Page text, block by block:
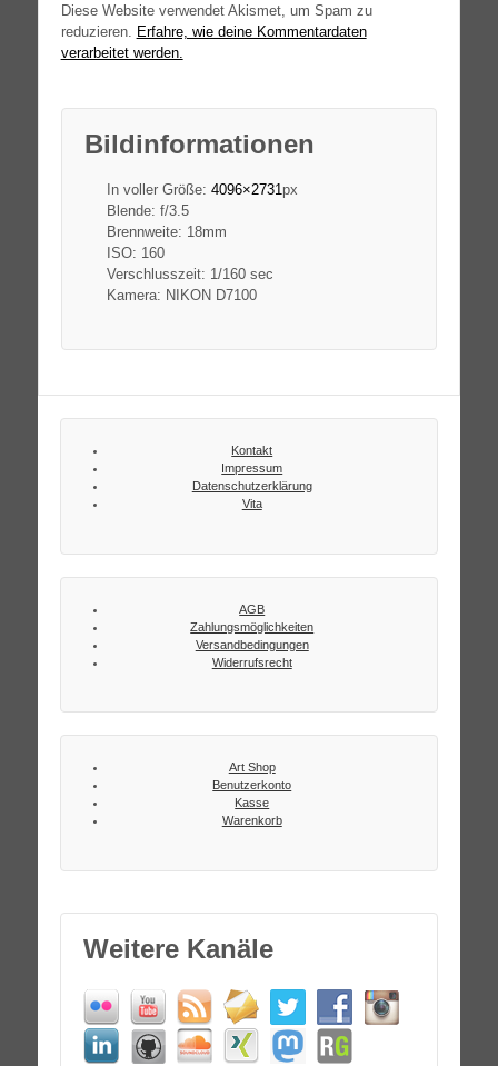
Diese Website verwendet Akismet, um Spam zu
reduzieren.
Erfahre, wie deine Kommentardaten
verarbeitet werden.
Bildinformationen
In voller Größe: 4096×2731 px
Blende: f/3.5
Brennweite: 18mm
ISO: 160
Verschlusszeit: 1/160 sec
Kamera: NIKON D7100
Kontakt
Impressum
Datenschutzerklärung
Vita
AGB
Zahlungsmöglichkeiten
Versandbedingungen
Widerrufsrecht
Art Shop
Benutzerkonto
Kasse
Warenkorb
Weitere Kanäle